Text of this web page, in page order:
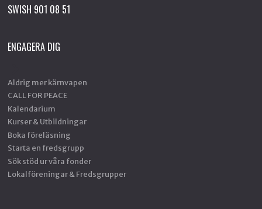
SWISH 901 08 51
ENGAGERA DIG
Aldrig mer kärnvapen
CALL FOR PEACE
Kalendarium
Kurser & Utbildningar
Boka föreläsning
Starta en fredsgrupp
Sök stöd ur våra fonder
Lokalföreningar & Fredsgrupper